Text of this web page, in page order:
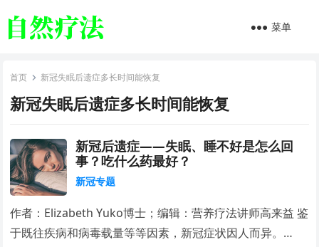
菜单
首页 新冠失眠后遗症多长时间能恢复
新冠失眠后遗症多长时间能恢复
新冠后遗症——失眠、睡不好是怎么回
事？吃什么药最好？
新冠专题
作者：Elizabeth Yuko博士；编辑：营养疗法讲师高来益 鉴
于既往疾病和病毒载量等等因素，新冠症状因人而异。…